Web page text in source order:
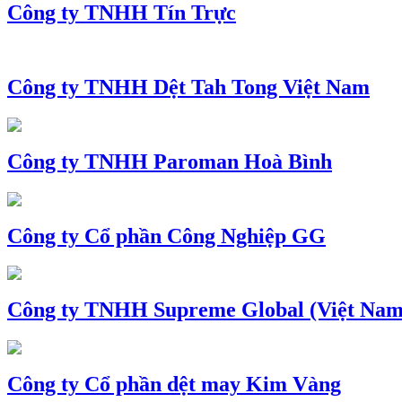
Công ty TNHH Tín Trực
Công ty TNHH Dệt Tah Tong Việt Nam
Công ty TNHH Paroman Hoà Bình
Công ty Cổ phần Công Nghiệp GG
Công ty TNHH Supreme Global (Việt
Công ty Cổ phần dệt may Kim Vàng